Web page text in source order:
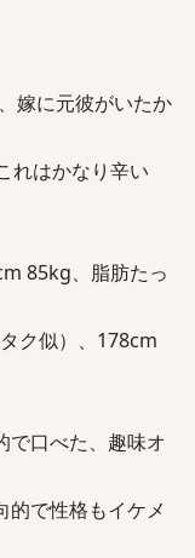
嫁に元彼がいたか
れはかなり辛い
85kg、脂肪たっ
ク似）、178cm
で口べた、趣味オ
的で性格もイケメ